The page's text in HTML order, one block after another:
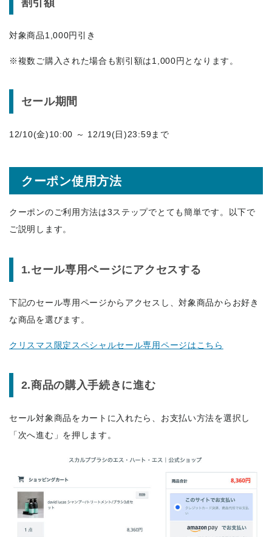
割引額
対象商品1,000円引き
※複数ご購入された場合も割引額は1,000円となります。
セール期間
12/10(金)10:00 ～ 12/19(日)23:59まで
クーポン使用方法
クーポンのご利用方法は3ステップでとても簡単です。以下で
ご説明します。
1.セール専用ページにアクセスする
下記のセール専用ページからアクセスし、対象商品からお好き
な商品を選びます。
クリスマス限定スペシャルセール専用ページはこちら
2.商品の購入手続きに進む
セール対象商品をカートに入れたら、お支払い方法を選択し
「次へ進む」を押します。